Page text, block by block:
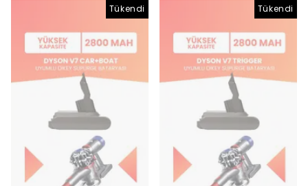
Tükendi Tükendi